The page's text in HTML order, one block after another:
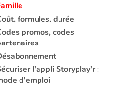
formules, durée
promos, codes
l'appli Storyplay'r :
d'emploi